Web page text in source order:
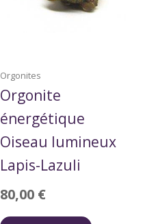
Orgonites
Orgonite
énergétique
Oiseau lumineux
Lapis-Lazuli
80,00 €